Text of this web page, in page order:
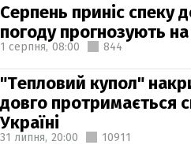
Серпень приніс спеку
погоду прогнозують на
1 серпня, 08:00 844
"Тепловий купол"
довго протримається
Україні
31 липня, 20:00 10911